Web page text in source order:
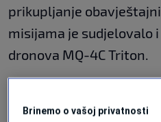
prikupljanje
misijama je sudjelovalo
dronova MQ-4C Triton.
kubanskoj obali, što
Brinemo o vašoj privatnosti